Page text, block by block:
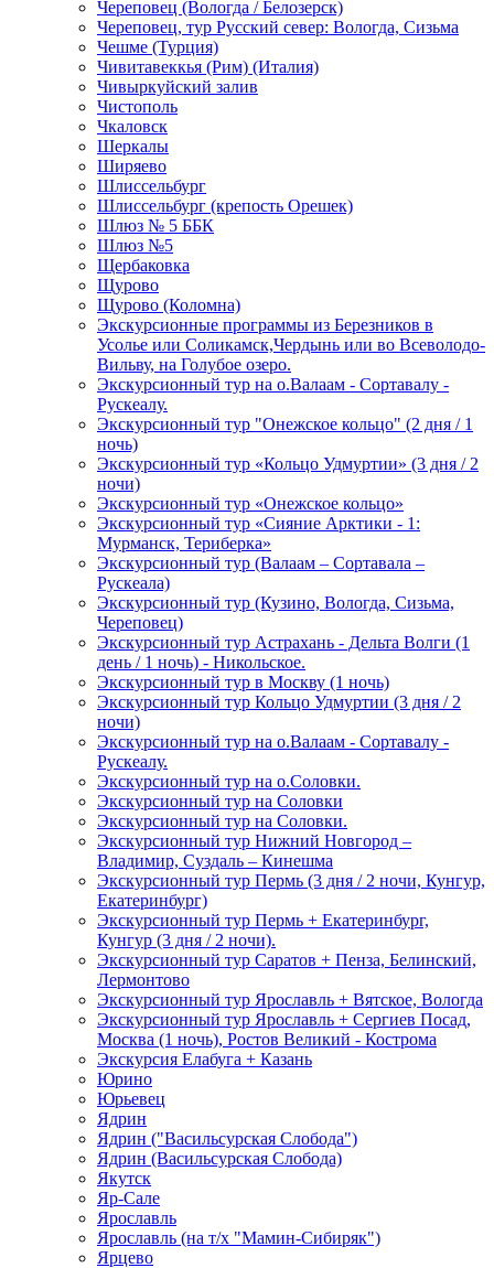
Череповец (Вологда / Белозерск)
Череповец, тур Русский север: Вологда, Сизьма
Чешме (Турция)
Чивитавеккья (Рим) (Италия)
Чивыркуйский залив
Чистополь
Чкаловск
Шеркалы
Ширяево
Шлиссельбург
Шлиссельбург (крепость Орешек)
Шлюз № 5 ББК
Шлюз №5
Щербаковка
Щурово
Щурово (Коломна)
Экскурсионные программы из Березников в
Усолье или Соликамск,Чердынь или во Всеволодо-
Вильву, на Голубое озеро.
Экскурсионный тур на о.Валаам - Сортавалу -
Рускеалу.
Экскурсионный тур "Онежское кольцо" (2 дня / 1
ночь)
Экскурсионный тур «Кольцо Удмуртии» (3 дня / 2
ночи)
Экскурсионный тур «Онежское кольцо»
Экскурсионный тур «Сияние Арктики - 1:
Мурманск, Териберка»
Экскурсионный тур (Валаам – Сортавала –
Рускеала)
Экскурсионный тур (Кузино, Вологда, Сизьма,
Череповец)
Экскурсионный тур Астрахань - Дельта Волги (1
день / 1 ночь) - Никольское.
Экскурсионный тур в Москву (1 ночь)
Экскурсионный тур Кольцо Удмуртии (3 дня / 2
ночи)
Экскурсионный тур на о.Валаам - Сортавалу -
Рускеалу.
Экскурсионный тур на о.Соловки.
Экскурсионный тур на Соловки
Экскурсионный тур на Соловки.
Экскурсионный тур Нижний Новгород –
Владимир, Суздаль – Кинешма
Экскурсионный тур Пермь (3 дня / 2 ночи, Кунгур,
Екатеринбург)
Экскурсионный тур Пермь + Екатеринбург,
Кунгур (3 дня / 2 ночи).
Экскурсионный тур Саратов + Пенза, Белинский,
Лермонтово
Экскурсионный тур Ярославль + Вятское, Вологда
Экскурсионный тур Ярославль + Сергиев Посад,
Москва (1 ночь), Ростов Великий - Кострома
Экскурсия Елабуга + Казань
Юрино
Юрьевец
Ядрин
Ядрин ("Васильсурская Слобода")
Ядрин (Васильсурская Слобода)
Якутск
Яр-Сале
Ярославль
Ярославль (на т/х "Мамин-Сибиряк")
Ярцево